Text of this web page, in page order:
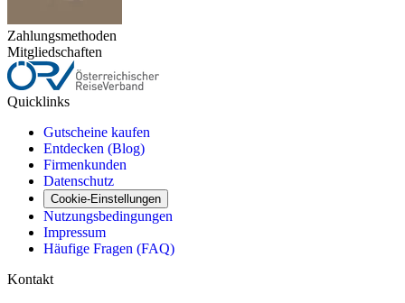
Zahlungsmethoden
Mitgliedschaften
Quicklinks
Gutscheine kaufen
Entdecken (Blog)
Firmenkunden
Datenschutz
Cookie-Einstellungen
Nutzungsbedingungen
Impressum
Häufige Fragen (FAQ)
Kontakt